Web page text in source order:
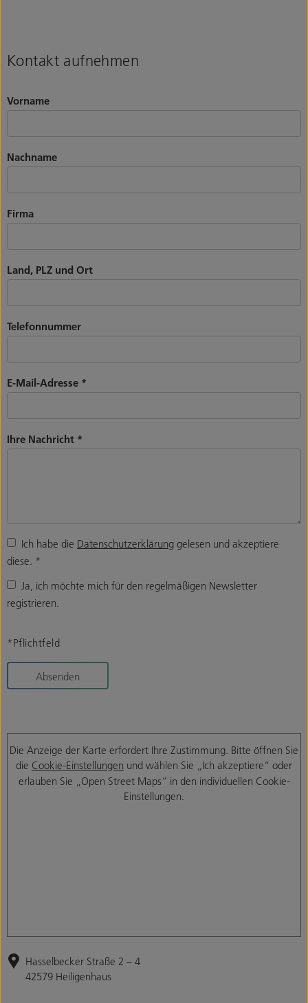
Kontakt aufnehmen
Vorname
Nachname
Firma
Land, PLZ und Ort
Telefonnummer
E-Mail-Adresse *
Ihre Nachricht *
Ich habe die Datenschutzerklärung gelesen und akzeptiere
diese. *
Ja, ich möchte mich für den regelmäßigen Newsletter
registrieren.
*Pflichtfeld
Absenden
Die Anzeige der Karte erfordert Ihre Zustimmung. Bitte öffnen Sie
die Cookie-Einstellungen und wählen Sie „Ich akzeptiere“ oder
erlauben Sie „Open Street Maps“ in den individuellen Cookie-
Einstellungen.
Hasselbecker Straße 2 – 4
42579 Heiligenhaus